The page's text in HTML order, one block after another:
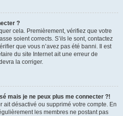
?
cela. Premièrement, vérifiez que votre
soient corrects. S’ils le sont, contactez
que vous n’avez pas été banni. Il est
du site Internet ait une erreur de
la corriger.
mais je ne peux plus me connecter ?!
ait désactivé ou supprimé votre compte. En
les membres ne postant pas